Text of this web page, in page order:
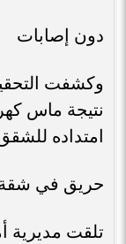
دون إصابات
وكشفت
نتيجة ماس
امتداده
حريق في
تلقت مديرية